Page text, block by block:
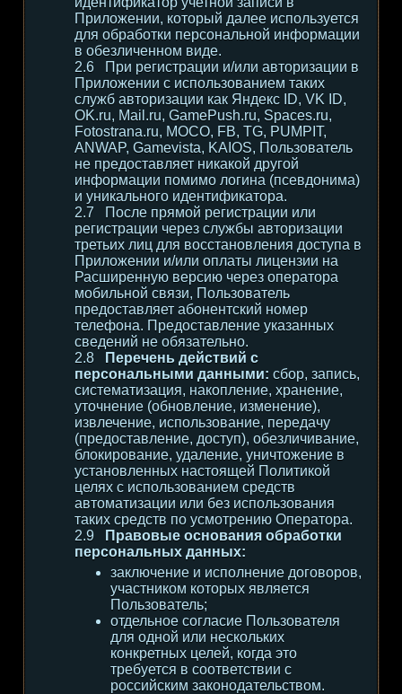
Приложении, который далее используется
для обработки персональной информации
в обезличенном виде.
При регистрации и/или авторизации в
Приложении с использованием таких
служб авторизации как Яндекс ID, VK ID,
OK.ru, Mail.ru, GamePush.ru, Spaces.ru,
Fotostrana.ru, MOCO, FB, TG, PUMPIT,
ANWAP, Gamevista, KAIOS, Пользователь
не предоставляет никакой другой
информации помимо логина (псевдонима)
и уникального идентификатора.
После прямой регистрации или
регистрации через службы авторизации
третьих лиц для восстановления доступа в
Приложении и/или оплаты лицензии на
Расширенную версию через оператора
мобильной связи, Пользователь
предоставляет абонентский номер
телефона. Предоставление указанных
сведений не обязательно.
Перечень действий с
персональными данными: сбор, запись,
систематизация, накопление, хранение,
уточнение (обновление, изменение),
извлечение, использование, передачу
(предоставление, доступ), обезличивание,
блокирование, удаление, уничтожение в
установленных настоящей Политикой
целях с использованием средств
автоматизации или без использования
таких средств по усмотрению Оператора.
Правовые основания обработки
персональных данных:
заключение и исполнение договоров,
участником которых является
Пользователь;
отдельное согласие Пользователя
для одной или нескольких
конкретных целей, когда это
требуется в соответствии с
российским законодательством.